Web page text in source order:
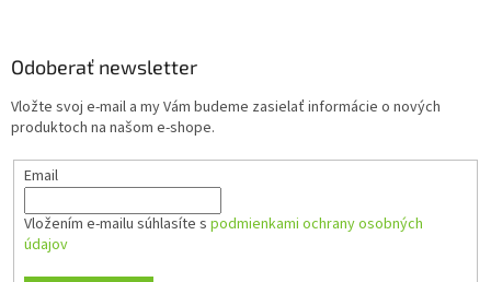
Odoberať newsletter
Vložte svoj e-mail a my Vám budeme zasielať informácie o nových
produktoch na našom e-shope.
Email
Vložením e-mailu súhlasíte s podmienkami ochrany osobných
údajov